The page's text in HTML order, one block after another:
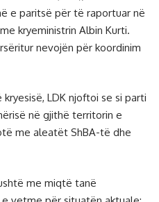
e paritsë për të raportuar në
kryeministrin Albin Kurti.
nevojën për koordinim
LDK njoftoi se si parti
në gjithë territorin e
me aleatët ShBA-të dhe
me miqtë tanë